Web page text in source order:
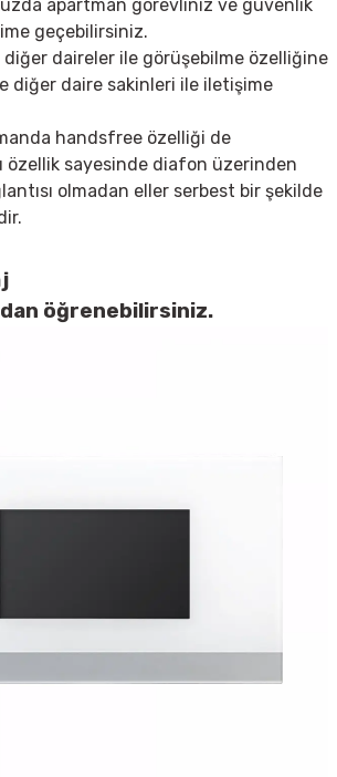
apartman görevliniz ve güvenlik
geçebilirsiniz.
daireler ile görüşebilme özelliğine
diğer daire sakinleri ile iletişime
handsfree özelliği de
özellik sayesinde diafon üzerinden
olmadan eller serbest bir şekilde
öğrenebilirsiniz.